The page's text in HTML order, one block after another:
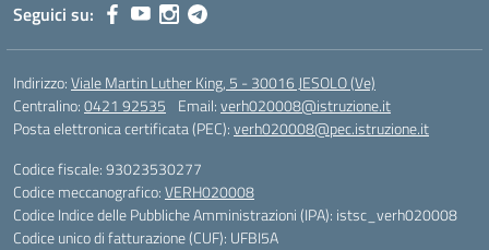
Seguici su:
Indirizzo:Viale Martin Luther King, 5 - 30016 JESOLO (Ve)
Centralino:0421 92535 Email:verh020008@istruzione.it
Posta elettronica certificata (PEC):verh020008@pec.istruzione.it
Codice fiscale: 93023530277
Codice meccanografico:VERH020008
Codice Indice delle Pubbliche Amministrazioni (IPA): istsc_verh020008
Codice unico di fatturazione (CUF): UFBI5A